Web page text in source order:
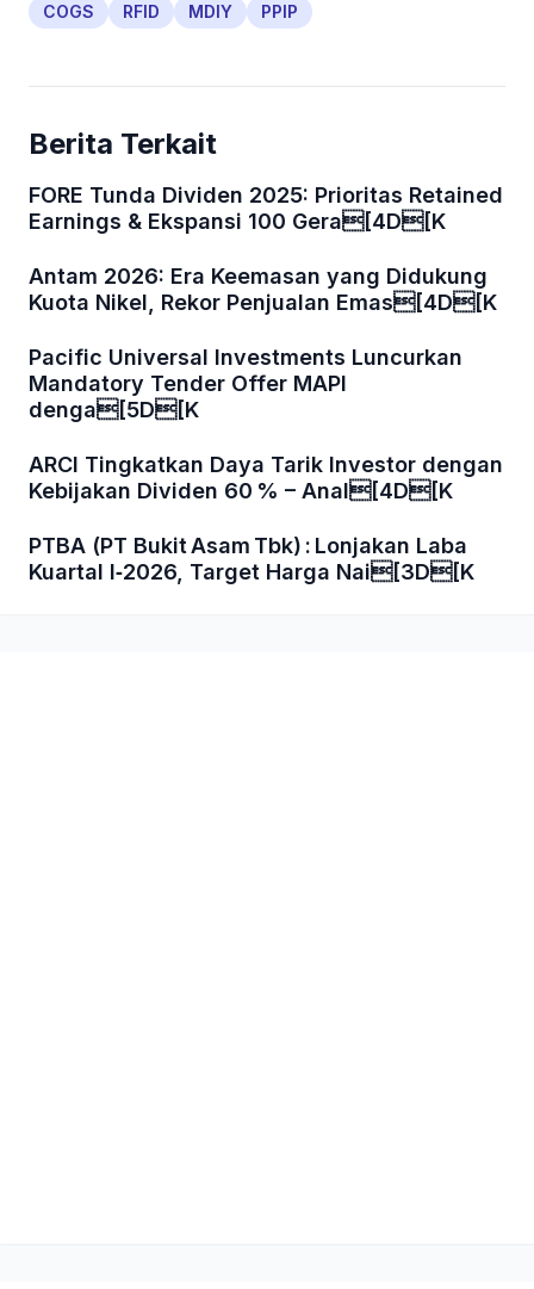
COGS RFID MDIY PPIP
Berita Terkait
FORE Tunda Dividen 2025: Prioritas Retained
Earnings & Ekspansi 100 Gera[4D[K
Antam 2026: Era Keemasan yang Didukung
Kuota Nikel, Rekor Penjualan Emas[4D[K
Pacific Universal Investments Luncurkan
Mandatory Tender Offer MAPI
denga[5D[K
ARCI Tingkatkan Daya Tarik Investor dengan
Kebijakan Dividen 60 % – Anal[4D[K
PTBA (PT Bukit Asam Tbk) : Lonjakan Laba
Kuartal I‑2026, Target Harga Nai[3D[K